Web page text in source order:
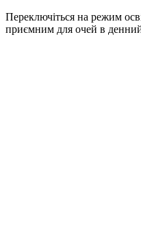
Переключіться на режим
приємним для очей в